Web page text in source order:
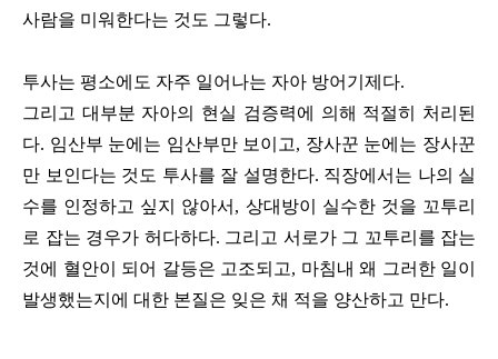
사람을 미워한다는 것도 그렇다.
투사는 평소에도 자주 일어나는 자아 방어기제다.
그리고 대부분 자아의 현실 검증력에 의해 적절히 처리된
다. 임산부 눈에는 임산부만 보이고, 장사꾼 눈에는 장사꾼
만 보인다는 것도 투사를 잘 설명한다. 직장에서는 나의 실
수를 인정하고 싶지 않아서, 상대방이 실수한 것을 꼬투리
로 잡는 경우가 허다하다. 그리고 서로가 그 꼬투리를 잡는
것에 혈안이 되어 갈등은 고조되고, 마침내 왜 그러한 일이
발생했는지에 대한 본질은 잊은 채 적을 양산하고 만다.